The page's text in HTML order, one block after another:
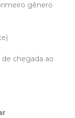
gênero
chegada ao